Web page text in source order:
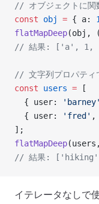
// オブジェクトに関
const obj = { a: 1
flatMapDeep(obj, (
// 結果: ['a', 1,
// 文字列プロパティ
const users = [
  { user:
'barney'
  { user:
'fred' ,
];
flatMapDeep
// 結果:
イテレータなしで